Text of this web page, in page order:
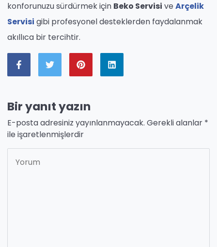
konforunuzu sürdürmek için Beko Servisi ve Arçelik
Servisi gibi profesyonel desteklerden faydalanmak
akıllıca bir tercihtir.
Bir yanıt yazın
E-posta adresiniz yayınlanmayacak. Gerekli alanlar *
ile işaretlenmişlerdir